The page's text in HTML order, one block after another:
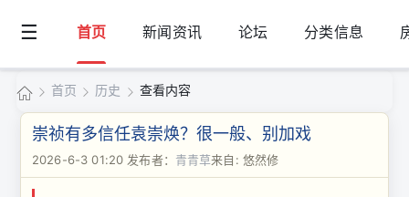
☰ 首页 新闻资讯 论坛 分类信息
加
同
›
首页
›
历史
›
查看内容
崇祯有多信任袁崇焕？很一般、别加戏
2026-6-3 01:20 发布者： 青青草来自: 悠然修